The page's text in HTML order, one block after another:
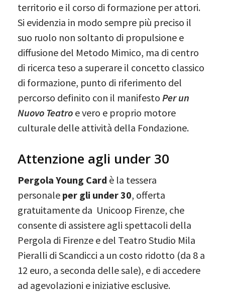
territorio e il corso di formazione per attori.
Si evidenzia in modo sempre più preciso il
suo ruolo non soltanto di propulsione e
diffusione del Metodo Mimico, ma di centro
di ricerca teso a superare il concetto classico
di formazione, punto di riferimento del
percorso definito con il manifesto Per un
Nuovo Teatro e vero e proprio motore
culturale delle attività della Fondazione.
Attenzione agli under 30
Pergola Young Card è la tessera
personale per gli under 30, offerta
gratuitamente da Unicoop Firenze, che
consente di assistere agli spettacoli della
Pergola di Firenze e del Teatro Studio Mila
Pieralli di Scandicci a un costo ridotto (da 8 a
12 euro, a seconda delle sale), e di accedere
ad agevolazioni e iniziative esclusive.